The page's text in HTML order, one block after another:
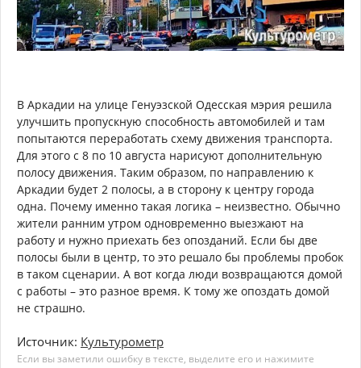
В Аркадии на улице Генуэзской Одесская мэрия решила
улучшить пропускную способность автомобилей и там
попытаются переработать схему движения транспорта.
Для этого с 8 по 10 августа нарисуют дополнительную
полосу движения. Таким образом, по направлению к
Аркадии будет 2 полосы, а в сторону к центру города
одна. Почему именно такая логика – неизвестно. Обычно
жители ранним утром одновременно выезжают на
работу и нужно приехать без опозданий. Если бы две
полосы были в центр, то это решало бы проблемы пробок
в таком сценарии. А вот когда люди возвращаются домой
с работы – это разное время. К тому же опоздать домой
не страшно.
Источник: Культурометр
Если вы заметили ошибку в тексте, выделите его и нажимите